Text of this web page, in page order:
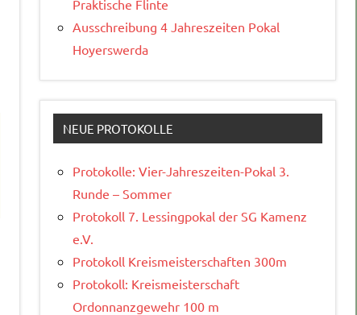
Praktische Flinte
Ausschreibung 4 Jahreszeiten Pokal
Hoyerswerda
NEUE PROTOKOLLE
Protokolle: Vier-Jahreszeiten-Pokal 3.
Runde – Sommer
Protokoll 7. Lessingpokal der SG Kamenz
e.V.
Protokoll Kreismeisterschaften 300m
Protokoll: Kreismeisterschaft
Ordonnanzgewehr 100 m